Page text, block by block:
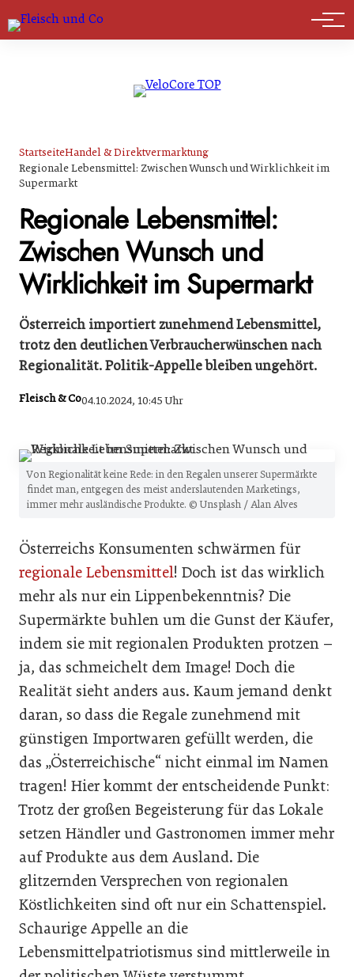
Marktführer
StartseiteHandel & Direktvermarktung
Regionale Lebensmittel: Zwischen Wunsch und Wirklichkeit im
Supermarkt
Regionale Lebensmittel:
Zwischen Wunsch und
Wirklichkeit im Supermarkt
Österreich importiert zunehmend Lebensmittel,
trotz den deutlichen Verbraucherwünschen nach
Regionalität. Politik-Appelle bleiben ungehört.
Fleisch & Co04.10.2024, 10:45 Uhr
Von Regionalität keine Rede: in den Regalen unserer Supermärkte
findet man, entgegen des meist anderslautenden Marketings,
immer mehr ausländische Produkte. © Unsplash / Alan Alves
Österreichs Konsumenten schwärmen für
regionale Lebensmittel! Doch ist das wirklich
mehr als nur ein Lippenbekenntnis? Die
Supermärkte buhlen um die Gunst der Käufer,
indem sie mit regionalen Produkten protzen –
ja, das schmeichelt dem Image! Doch die
Realität sieht anders aus. Kaum jemand denkt
daran, so dass die Regale zunehmend mit
günstigen Importwaren gefüllt werden, die
das „Österreichische“ nicht einmal im Namen
tragen! Hier kommt der entscheidende Punkt:
Trotz der großen Begeisterung für das Lokale
setzen Händler und Gastronomen immer mehr
auf Produkte aus dem Ausland. Die
glitzernden Versprechen von regionalen
Köstlichkeiten sind oft nur ein Schattenspiel.
Schaurige Appelle an die
Lebensmittelpatriotismus sind mittlerweile in